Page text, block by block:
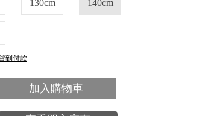
130cm 140cm
到付款
加入購物車